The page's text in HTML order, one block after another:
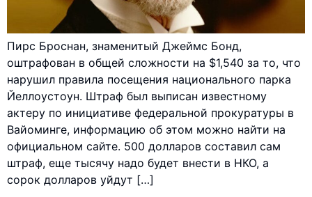
Пирс Броснан, знаменитый Джеймс Бонд,
оштрафован в общей сложности на $1,540 за то, что
нарушил правила посещения национального парка
Йеллоустоун. Штраф был выписан известному
актеру по инициативе федеральной прокуратуры в
Вайоминге, информацию об этом можно найти на
официальном сайте. 500 долларов составил сам
штраф, еще тысячу надо будет внести в НКО, а
сорок долларов уйдут […]